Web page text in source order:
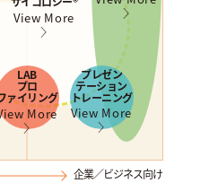
View More
LAB
プロ
ァイリング
More
プレゼン
テーション
トレーニング
View More
企業／ビジネス向け